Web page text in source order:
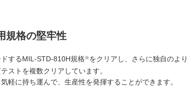
規格の堅牢性
するMIL-STD-810H規格※ をクリアし、さらに独自のより
ストを複数クリアしています。
軽に持ち運んで、生産性を発揮することができます。